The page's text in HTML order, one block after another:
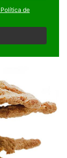
de